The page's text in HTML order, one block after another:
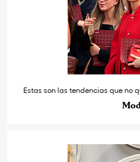
Estas son las tendencias que no